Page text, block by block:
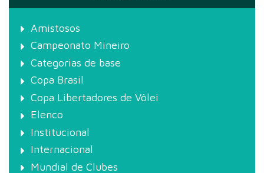
Amistosos
Campeonato Mineiro
Categorias de base
Copa Brasil
Copa Libertadores de Vôlei
Elenco
Institucional
Internacional
Mundial de Clubes